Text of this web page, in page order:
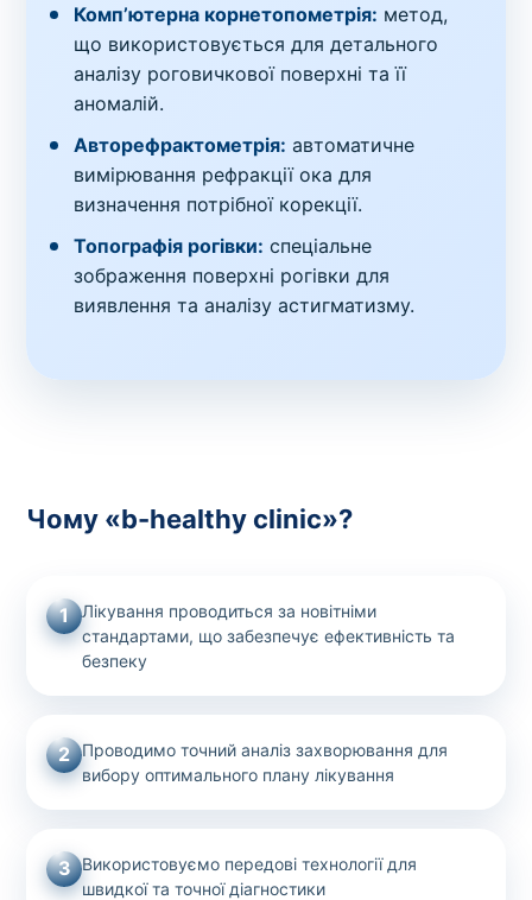
Комп’ютерна корнетопометрія: метод,
що використовується для детального
аналізу роговичкової поверхні та її
аномалій.
Авторефрактометрія: автоматичне
вимірювання рефракції ока для
визначення потрібної корекції.
Топографія рогівки: спеціальне
зображення поверхні рогівки для
виявлення та аналізу астигматизму.
Чому «b-healthy clinic»?
1
Лікування проводиться за новітніми
стандартами, що забезпечує ефективність та
безпеку
2
Проводимо точний аналіз захворювання для
вибору оптимального плану лікування
3 Використовуємо передові технології для
швидкої та точної діагностики